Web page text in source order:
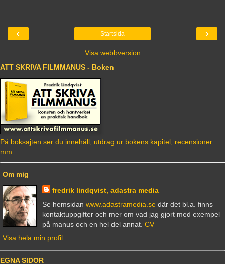
‹ ›
Startsida
Visa webbversion
ATT SKRIVA FILMMANUS - Boken
På boksajten ser du innehåll, utdrag ur bokens kapitel, recensioner
mm.
Om mig
fredrik lindqvist, adastra media
Se hemsidan www.adastramedia.sedär det bl.a. finns
kontaktuppgifter och mer om vad jag gjort med exempel
på manus och en hel del annat. CV
Visa hela min profil
EGNA SIDOR